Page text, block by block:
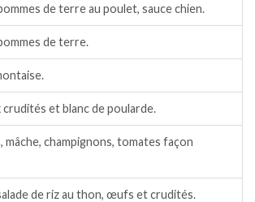
de terre au poulet, sauce chien.
de terre.
crudités et blanc de poularde.
mâche, champignons, tomates façon
de riz au thon, œufs et crudités.